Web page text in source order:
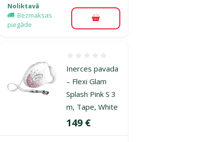
Noliktavā
Bezmaksas
piegāde
Pievienot grozam
Inerces pavada
– Flexi Glam
Splash Pink S 3
m, Tape, White
Cena
149 €